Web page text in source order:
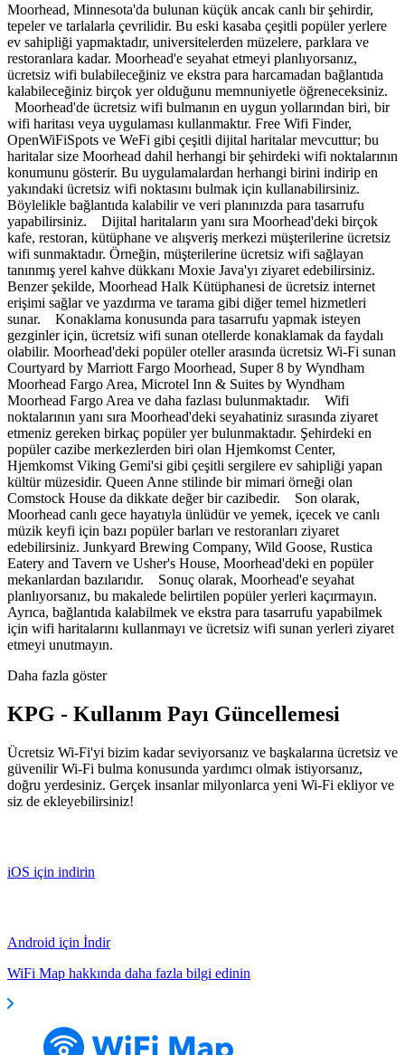
Moorhead, Minnesota'da bulunan küçük ancak canlı bir şehirdir,
tepeler ve tarlalarla çevrilidir. Bu eski kasaba çeşitli popüler yerlere
ev sahipliği yapmaktadır, universitelerden müzelere, parklara ve
restoranlara kadar. Moorhead'e seyahat etmeyi planlıyorsanız,
ücretsiz wifi bulabileceğiniz ve ekstra para harcamadan bağlantıda
kalabileceğiniz birçok yer olduğunu memnuniyetle öğreneceksiniz.
Moorhead'de ücretsiz wifi bulmanın en uygun yollarından biri, bir
wifi haritası veya uygulaması kullanmaktır. Free Wifi Finder,
OpenWiFiSpots ve WeFi gibi çeşitli dijital haritalar mevcuttur; bu
haritalar size Moorhead dahil herhangi bir şehirdeki wifi noktalarının
konumunu gösterir. Bu uygulamalardan herhangi birini indirip en
yakındaki ücretsiz wifi noktasını bulmak için kullanabilirsiniz.
Böylelikle bağlantıda kalabilir ve veri planınızda para tasarrufu
yapabilirsiniz. Dijital haritaların yanı sıra Moorhead'deki birçok
kafe, restoran, kütüphane ve alışveriş merkezi müşterilerine ücretsiz
wifi sunmaktadır. Örneğin, müşterilerine ücretsiz wifi sağlayan
tanınmış yerel kahve dükkanı Moxie Java'yı ziyaret edebilirsiniz.
Benzer şekilde, Moorhead Halk Kütüphanesi de ücretsiz internet
erişimi sağlar ve yazdırma ve tarama gibi diğer temel hizmetleri
sunar. Konaklama konusunda para tasarrufu yapmak isteyen
gezginler için, ücretsiz wifi sunan otellerde konaklamak da faydalı
olabilir. Moorhead'deki popüler oteller arasında ücretsiz Wi-Fi sunan
Courtyard by Marriott Fargo Moorhead, Super 8 by Wyndham
Moorhead Fargo Area, Microtel Inn & Suites by Wyndham
Moorhead Fargo Area ve daha fazlası bulunmaktadır. Wifi
noktalarının yanı sıra Moorhead'deki seyahatiniz sırasında ziyaret
etmeniz gereken birkaç popüler yer bulunmaktadır. Şehirdeki en
popüler cazibe merkezlerden biri olan Hjemkomst Center,
Hjemkomst Viking Gemi'si gibi çeşitli sergilere ev sahipliği yapan
kültür müzesidir. Queen Anne stilinde bir mimari örneği olan
Comstock House da dikkate değer bir cazibedir. Son olarak,
Moorhead canlı gece hayatıyla ünlüdür ve yemek, içecek ve canlı
müzik keyfi için bazı popüler barları ve restoranları ziyaret
edebilirsiniz. Junkyard Brewing Company, Wild Goose, Rustica
Eatery and Tavern ve Usher's House, Moorhead'deki en popüler
mekanlardan bazılarıdır. Sonuç olarak, Moorhead'e seyahat
planlıyorsanız, bu makalede belirtilen popüler yerleri kaçırmayın.
Ayrıca, bağlantıda kalabilmek ve ekstra para tasarrufu yapabilmek
için wifi haritalarını kullanmayı ve ücretsiz wifi sunan yerleri ziyaret
etmeyi unutmayın.
Daha fazla göster
KPG - Kullanım Payı Güncellemesi
Ücretsiz Wi-Fi'yi bizim kadar seviyorsanız ve başkalarına ücretsiz ve
güvenilir Wi-Fi bulma konusunda yardımcı olmak istiyorsanız,
doğru yerdesiniz. Gerçek insanlar milyonlarca yeni Wi-Fi ekliyor ve
siz de ekleyebilirsiniz!
iOS için indirin
Android için İndir
WiFi Map hakkında daha fazla bilgi edinin